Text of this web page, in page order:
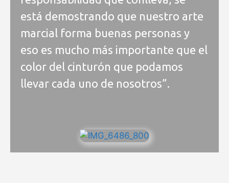
está demostrando que nuestro arte
marcial forma buenas personas y
eso es mucho más importante que el
color del cinturón que podamos
llevar cada uno de nosotros”.